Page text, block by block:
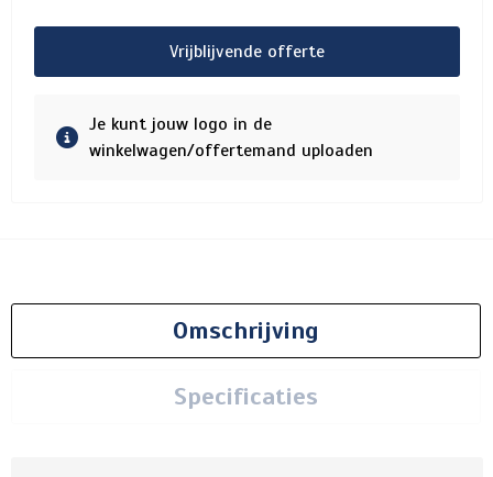
Vrijblijvende offerte
Je kunt jouw logo in de
winkelwagen/offertemand uploaden
Omschrijving
Specificaties